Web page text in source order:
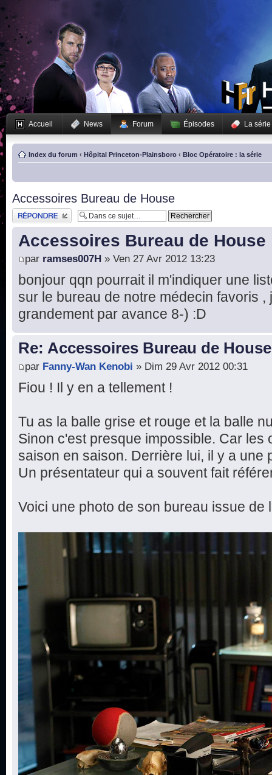
Accueil News Forum Épisodes La série
Index du forum ‹ Hôpital Princeton-Plainsboro ‹ Bloc Opératoire : la série
Accessoires Bureau de House
Publier une réponse
Accessoires Bureau de House
par ramses007H » Ven 27 Avr 2012 13:23
bonjour qqn pourrait il m'indiquer une
sur le bureau de notre médecin favoris ,
grandement par avance 8-) :D
Re: Accessoires Bureau de House
par Fanny-Wan Kenobi » Dim 29 Avr 2012 00:31
Fiou ! Il y en a tellement !
Tu as la balle grise et rouge et la balle
Sinon c'est presque impossible. Car les
saison en saison. Derrière lui, il y a une
Un présentateur qui a souvent fait
Voici une photo de son bureau issue de